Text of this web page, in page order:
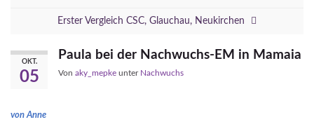
Erster Vergleich CSC, Glauchau, Neukirchen
OKT.
05
Paula bei der Nachwuchs-EM in Mamaia
Von aky_mepke unter Nachwuchs
von Anne